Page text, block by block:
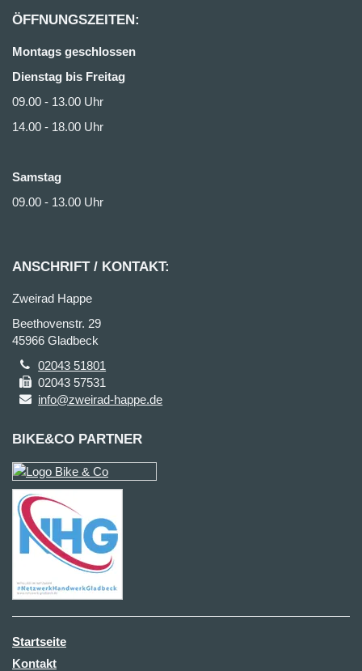
ÖFFNUNGSZEITEN:
Montags geschlossen
Dienstag bis Freitag
09.00 - 13.00 Uhr
14.00 - 18.00 Uhr
Samstag
09.00 - 13.00 Uhr
ANSCHRIFT / KONTAKT:
Zweirad Happe
Beethovenstr. 29
45966 Gladbeck
02043 51801
02043 57531
info@zweirad-happe.de
BIKE&CO PARTNER
Startseite
Kontakt